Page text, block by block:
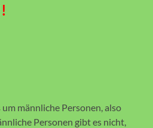
männliche Personen, also
Personen gibt es nicht,